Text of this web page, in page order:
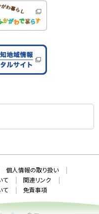
個人情報の取り扱い
て
関連リンク
て
免責事項